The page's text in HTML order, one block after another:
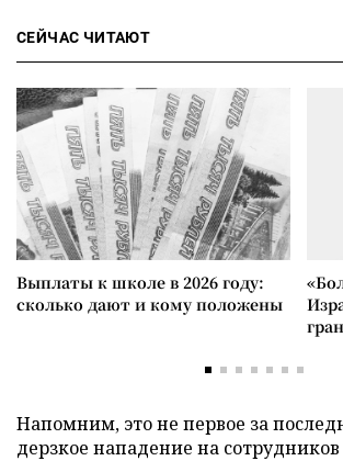
СЕЙЧАС ЧИТАЮТ
Выплаты к школе в 2026 году:
сколько дают и кому положены
Напомним, это не первое за
дерзкое нападение на